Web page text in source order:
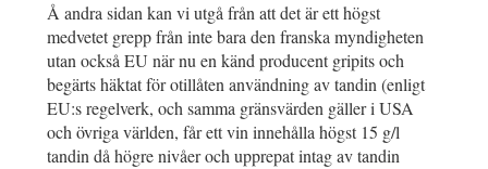
Å andra sidan kan vi utgå från att det är ett högst
medvetet grepp från inte bara den franska myndigheten
utan också EU när nu en känd producent gripits och
begärts häktat för otillåten användning av tandin (enligt
EU:s regelverk, och samma gränsvärden gäller i USA
och övriga världen, får ett vin innehålla högst 15 g/l
tandin då högre nivåer och upprepat intag av tandin